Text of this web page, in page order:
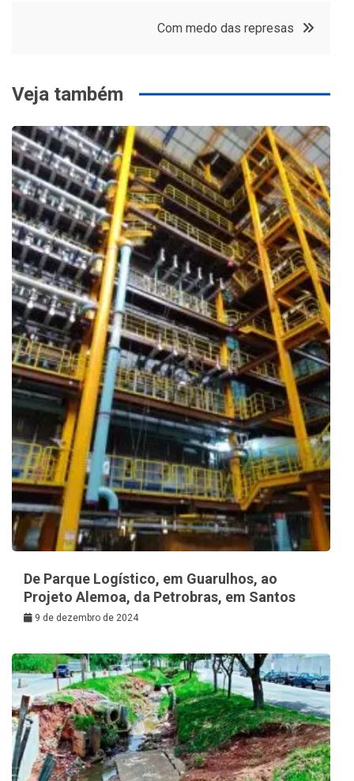
Com medo das represas
Veja também
De Parque Logístico, em Guarulhos, ao
Projeto Alemoa, da Petrobras, em Santos
9 de dezembro de 2024